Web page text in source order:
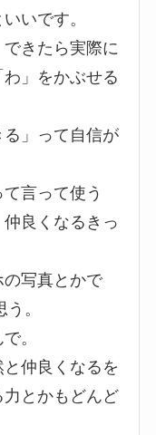
いです。
きたら実際に
」をかぶせる
」って自信が
言って使う
良くなるきっ
写真とかで
。
。
仲良くなるを
とかもどんど